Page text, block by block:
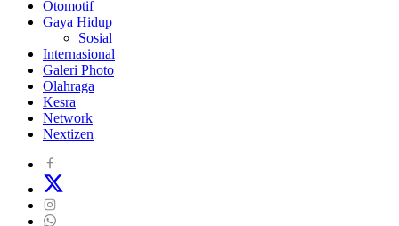
Otomotif
Gaya Hidup
Sosial
Internasional
Galeri Photo
Olahraga
Kesra
Network
Nextizen